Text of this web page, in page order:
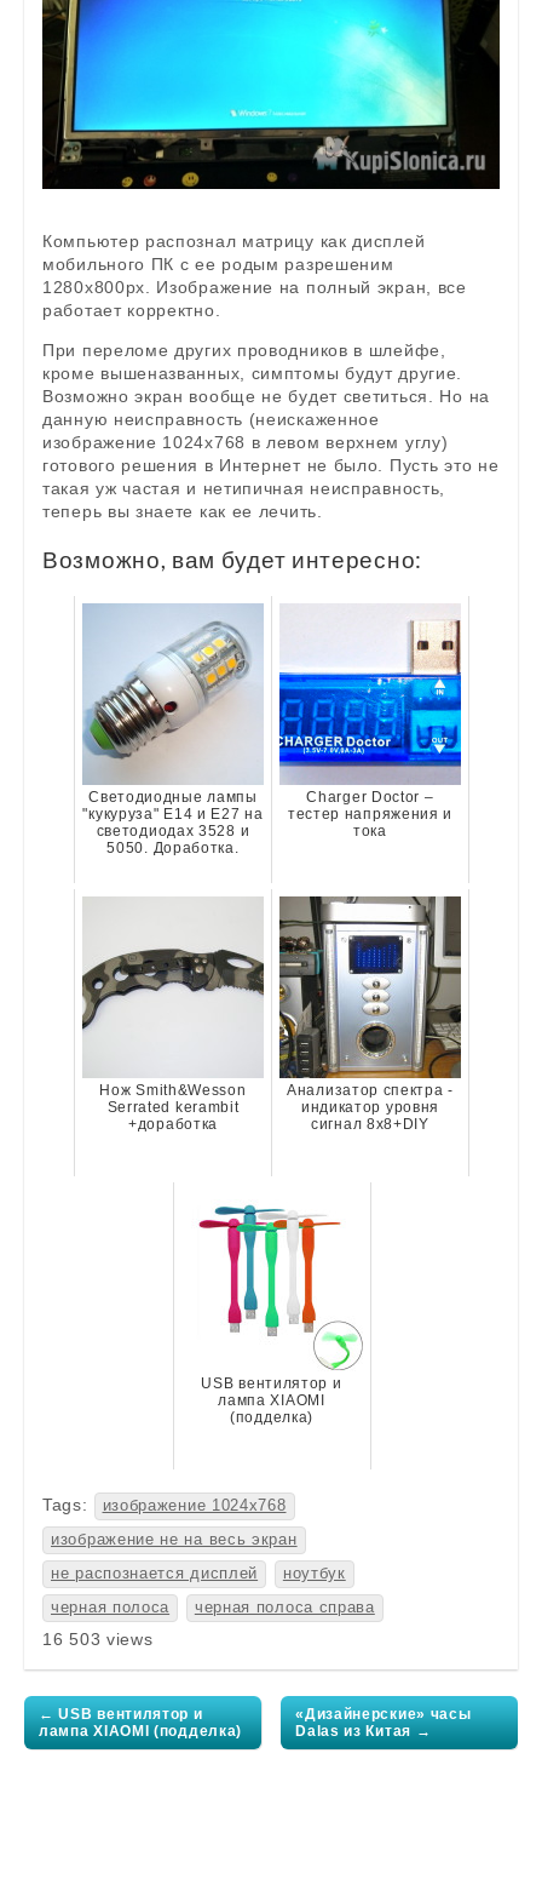
Компьютер распознал матрицу как дисплей
мобильного ПК с ее родым разрешеним
1280х800px. Изображение на полный экран, все
работает корректно.
При переломе других проводников в шлейфе,
кроме вышеназванных, симптомы будут другие.
Возможно экран вообще не будет светиться. Но на
данную неисправность (неискаженное
изображение 1024х768 в левом верхнем углу)
готового решения в Интернет не было. Пусть это не
такая уж частая и нетипичная неисправность,
теперь вы знаете как ее лечить.
Возможно, вам будет интересно:
Светодиодные лампы
"кукуруза" E14 и E27 на
светодиодах 3528 и
5050. Доработка.
Charger Doctor –
тестер напряжения и
тока
Нож Smith&Wesson
Serrated kerambit
+доработка
Анализатор спектра -
индикатор уровня
сигнал 8х8+DIY
USB вентилятор и
лампа XIAOMI
(подделка)
Tags:
изображение 1024х768
изображение не на весь экран
не распознается дисплей
ноутбук
черная полоса
черная полоса справа
16 503 views
Post
navigation
← USB вентилятор и
лампа XIAOMI (подделка)
«Дизайнерские» часы
Dalas из Китая →